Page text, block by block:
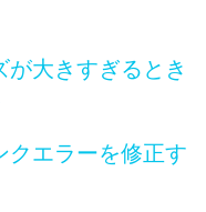
が大きすぎるとき
クエラーを修正す